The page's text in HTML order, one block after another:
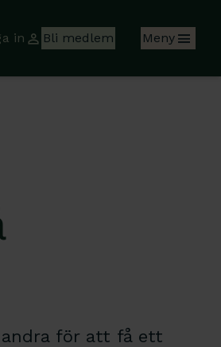
in Bli medlem Meny
för att få ett